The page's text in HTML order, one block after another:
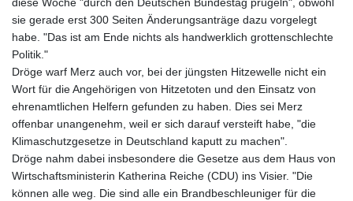
diese Woche "durch den Deutschen Bundestag prügeln", obwohl
sie gerade erst 300 Seiten Änderungsanträge dazu vorgelegt
habe. "Das ist am Ende nichts als handwerklich grottenschlechte
Politik."
Dröge warf Merz auch vor, bei der jüngsten Hitzewelle nicht ein
Wort für die Angehörigen von Hitzetoten und den Einsatz von
ehrenamtlichen Helfern gefunden zu haben. Dies sei Merz
offenbar unangenehm, weil er sich darauf versteift habe, "die
Klimaschutzgesetze in Deutschland kaputt zu machen".
Dröge nahm dabei insbesondere die Gesetze aus dem Haus von
Wirtschaftsministerin Katherina Reiche (CDU) ins Visier. "Die
können alle weg. Die sind alle ein Brandbeschleuniger für die